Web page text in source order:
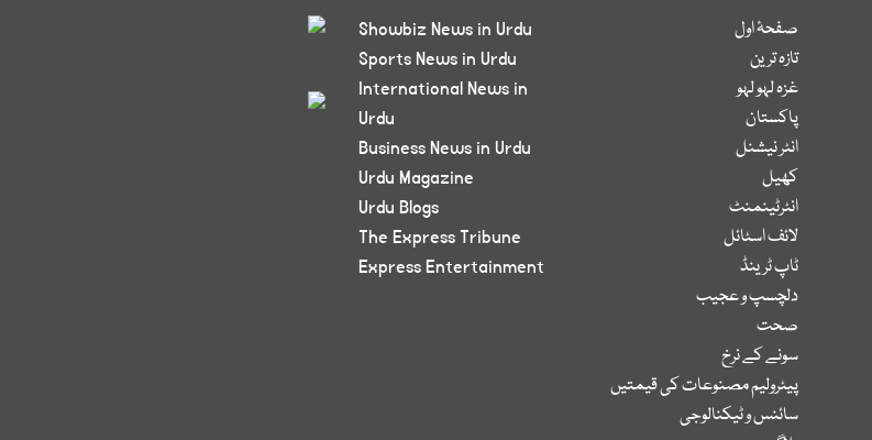
صفحۂ اول
تازہ ترین
غزہ لہو لہو
پاکستان
انٹر نیشنل
کھیل
انٹرٹینمنٹ
لائف اسٹائل
ٹاپ ٹرینڈ
دلچسپ و عجیب
صحت
سونے کے نرخ
پیٹرولیم مصنوعات کی قیمتیں
سائنس و ٹیکنالوجی
Showbiz News in Urdu
Sports News in Urdu
International News in
Urdu
Business News in Urdu
Urdu Magazine
Urdu Blogs
The Express Tribune
Express Entertainment